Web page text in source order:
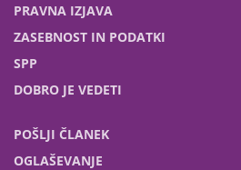
PRAVNA IZJAVA
ZASEBNOST IN PODATKI
SPP
DOBRO JE VEDETI
POŠLJI ČLANEK
OGLAŠEVANJE